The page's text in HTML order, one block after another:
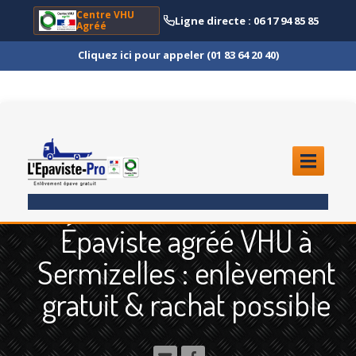
Centre VHU
Agréé
Ligne directe : 06 17 94 85 85
Cliquez ici pour appeler (01 83 64 20 40)
ENLÈVEMENTÉPAVE
Quoi?
Scooteret Moto
Camion
et Poids Lourd
Épaviste agréé VHU à
Sermizelles : enlèvement
gratuit & rachat possible